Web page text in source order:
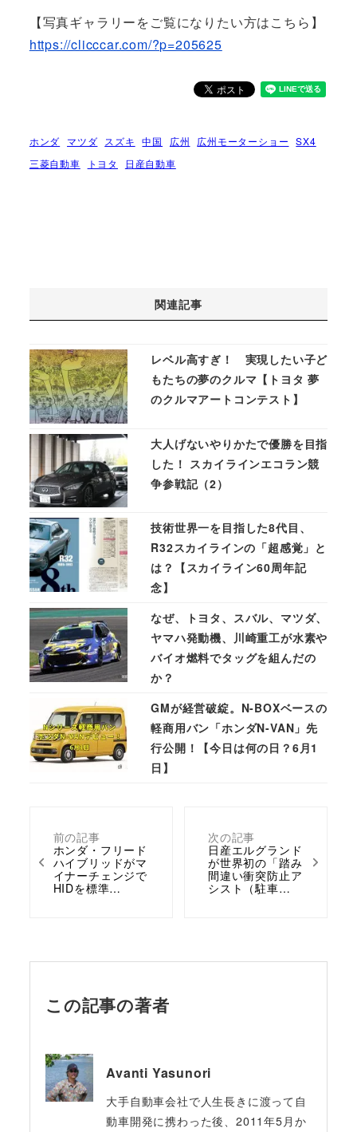
【写真ギャラリーをご覧になりたい方はこちら】
https://clicccar.com/?p=205625
ホンダ マツダ スズキ 中国 広州 広州モーターショー
SX4
三菱自動車
トヨタ 日産自動車
前の記事
ホンダ・フリード
ハイブリッドがマ
イナーチェンジで
HIDを標準…
次の記事
日産エルグランド
が世界初の「踏み
間違い衝突防止ア
シスト（駐車…
関連記事
レベル高すぎ！ 実現したい子ど
もたちの夢のクルマ【トヨタ 夢
のクルマアートコンテスト】
大人げないやりかたで優勝を目指
した！ スカイラインエコラン競
争参戦記（2）
技術世界一を目指した8代目、
R32スカイラインの「超感覚」と
は？【スカイライン60周年記
念】
なぜ、トヨタ、スバル、マツダ、
ヤマハ発動機、川崎重工が水素や
バイオ燃料でタッグを組んだの
か？
GMが経営破綻。N-BOXベースの
軽商用バン「ホンダN-VAN」先
行公開！【今日は何の日？6月1
日】
この記事の著者
Avanti Yasunori
大手自動車会社で人生長きに渡って自
動車開発に携わった後、2011年5月か